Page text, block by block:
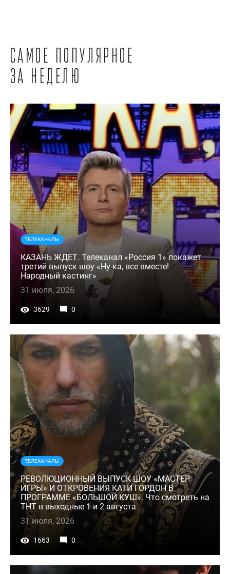
Самое популярное
за неделю
ТЕЛЕКАНАЛЫ
КАЗАНЬ ЖДЕТ. Телеканал «Россия 1» покажет
третий выпуск шоу «Ну-ка, все вместе!
Народный кастинг»
31 июля, 2026
3629 0
ТЕЛЕКАНАЛЫ
РЕВОЛЮЦИОННЫЙ ВЫПУСК ШОУ «МАСТЕР
ИГРЫ» И ОТКРОВЕНИЯ КАТИ ГОРДОН В
ПРОГРАММЕ «БОЛЬШОЙ КУШ». Что смотреть на
ТНТ в выходные 1 и 2 августа
31 июля, 2026
1663 0